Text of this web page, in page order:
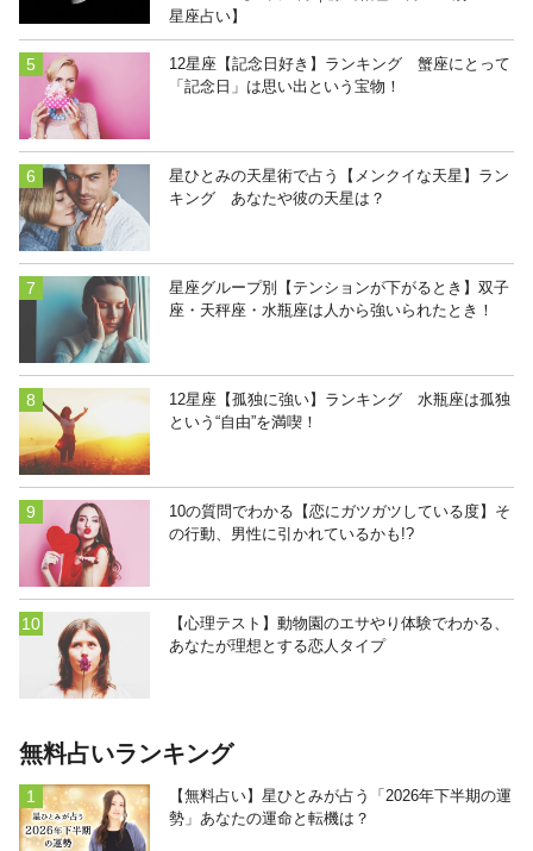
星座占い】
12星座【記念日好き】ランキング 蟹座にとって
「記念日」は思い出という宝物！
星ひとみの天星術で占う【メンクイな天星】ラン
キング あなたや彼の天星は？
星座グループ別【テンションが下がるとき】双子
座・天秤座・水瓶座は人から強いられたとき！
12星座【孤独に強い】ランキング 水瓶座は孤独
という“自由”を満喫！
10の質問でわかる【恋にガツガツしている度】そ
の行動、男性に引かれているかも!?
【心理テスト】動物園のエサやり体験でわかる、
あなたが理想とする恋人タイプ
無料占いランキング
【無料占い】星ひとみが占う「2026年下半期の運
勢」あなたの運命と転機は？